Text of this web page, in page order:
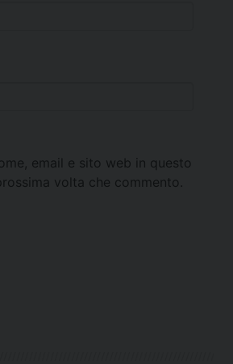
email e sito web in questo
volta che commento.